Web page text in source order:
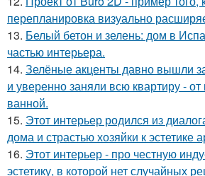
перепланировка визуально
13. Белый бетон и зелень: дом в
частью интерьера.
14. Зелёные акценты давно вышли
и уверенно заняли всю квартиру -
ванной.
15. Этот интерьер родился из
дома и страстью хозяйки к эстетике
16. Этот интерьер - про честную
эстетику, в которой нет случайных